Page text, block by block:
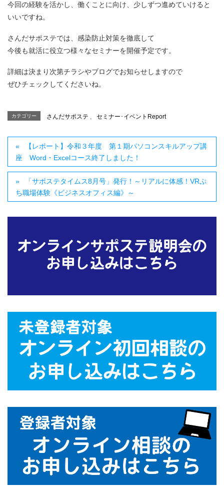
今回の経験を活かし、働くことに向け、少しずつ進めていけると
いいですね。
さんだサポステでは、感染防止対策を徹底して
今後も就活に役立つ様々なセミナーを開催予定です。
詳細は決まり次第チラシやブログでお知らせしますので
ぜひチェックしてくださいね。
カテゴリー さんだサポステ セミナー･イベントReport
【レポート】令和３年度 第１期パソコンスキルアップ講
座 Word・Excelコース終了しました！
「サポステタイムス8月号」発行！～リアルに体感！VRぷ
ち職場体験《ビジネスオフィス編》～